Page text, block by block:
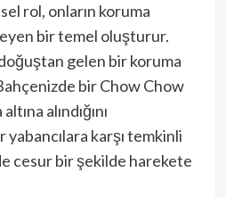
rol, onların koruma
bir temel oluşturur.
gelen bir koruma
bir Chow Chow
alındığını
karşı temkinli
cesur bir şekilde harekete